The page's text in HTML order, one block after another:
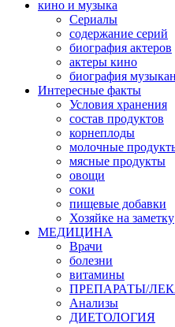
кино и музыка
Сериалы
содержание серий
биография актеров
актеры кино
биография
Интересные факты
Условия хранения
состав продуктов
корнеплоды
молочные
мясные продукты
овощи
соки
пищевые добавки
Хозяйке на заметку
МЕДИЦИНА
Врачи
болезни
витамины
ПРЕПАРАТЫ/
Анализы
ДИЕТОЛОГИЯ